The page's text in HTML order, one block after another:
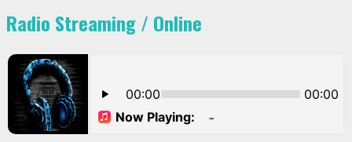
Radio Streaming / Online